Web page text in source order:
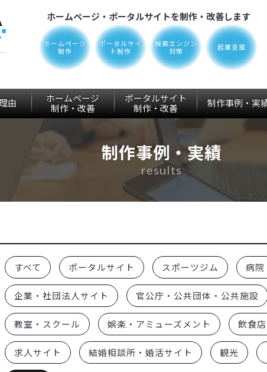
ホームページ・ポータルサイトを制作・改善します
ホームページ
制作
ポータルサイ
ト制作
検索エンジン
対策
起業支援
由
ホームページ
制作・改善
ポータルサイト
制作・改善 制作事例・実
制作事例・実績
results
すべて ポータルサイト スポーツジム 病院
企業・社団法人サイト 官公庁・公共団体・公共施設
教室・スクール 娯楽・アミューズメント 飲食
求人サイト 結婚相談所・婚活サイト 観光